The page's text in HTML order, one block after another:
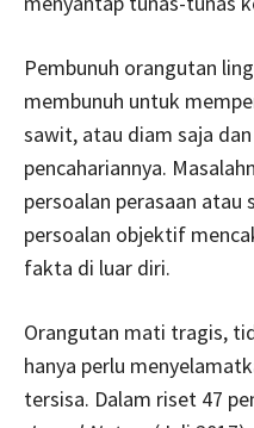
Pembunuh orangutan
membunuh untuk
sawit, atau diam saja
pencahariannya.
persoalan perasaan atau
persoalan objektif
fakta di luar diri.
Orangutan mati tragis,
hanya perlu
tersisa. Dalam riset 47